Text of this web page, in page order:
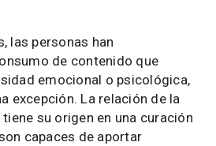
las personas han
de contenido que
emocional o psicológica,
excepción. La relación de la
su origen en una curación
capaces de aportar